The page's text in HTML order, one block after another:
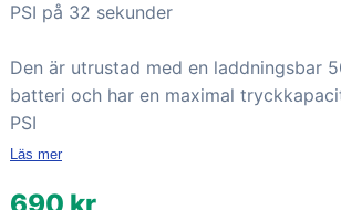
PSI på 32 sekunder
Den är utrustad med en laddningsbar
batteri och har en maximal
PSI
Läs mer